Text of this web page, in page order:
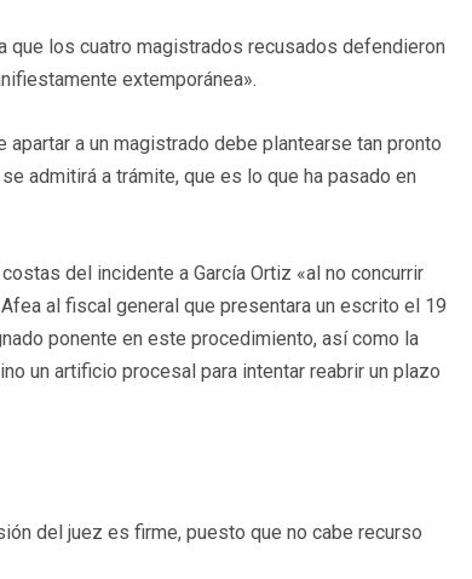
que los cuatro magistrados recusados defendieron
extemporánea».
a un magistrado debe plantearse tan pronto
admitirá a trámite, que es lo que ha pasado en
del incidente a García Ortiz «al no concurrir
al fiscal general que presentara un escrito el 19
ponente en este procedimiento, así como la
un artificio procesal para intentar reabrir un plazo
del juez es firme, puesto que no cabe recurso